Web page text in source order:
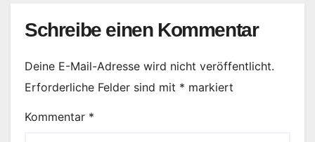
Schreibe einen Kommentar
Deine E-Mail-Adresse wird nicht veröffentlicht.
Erforderliche Felder sind mit * markiert
Kommentar *